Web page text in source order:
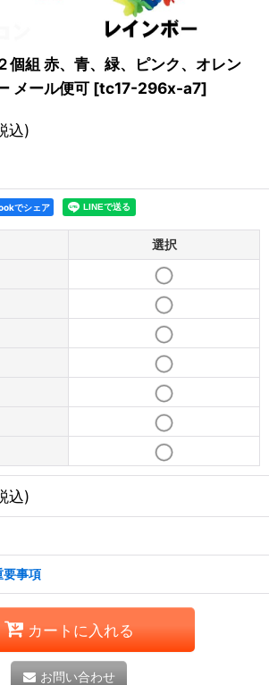
個組 赤、青、緑、ピンク、オレン
メール便可 [tc17-296x-a7]
込)
でシェア
選択
込)
要事項
カートに入れる
お問い合わせ